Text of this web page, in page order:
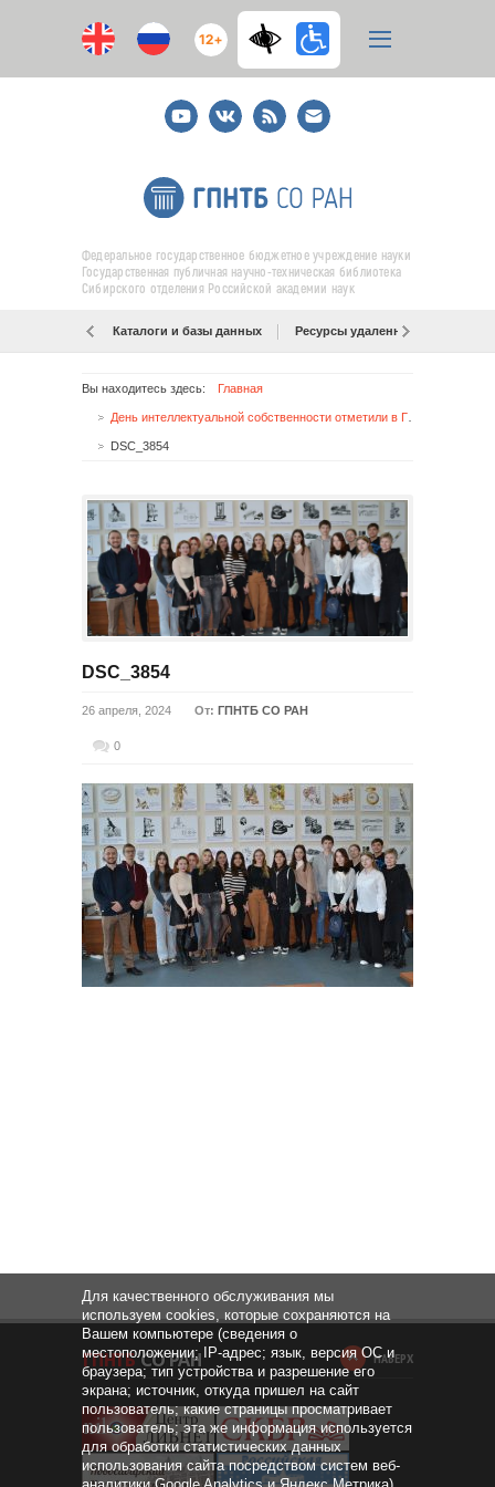
12+
YoutubeВКонтакте
RSS
E-
mail
подписка
Федеральное государственное бюджетное учреждение науки
Государственная публичная научно-техническая библиотека
Сибирского отделения Российской академии наук
Каталоги и базы данных Ресурсы удаленного доступа
Вы находитесь здесь: Главная
DSC_3854
DSC_3854
26 апреля, 2024 От: ГПНТБ СО РАН
0
НАВЕРХ
Для качественного обслуживания мы
используем cookies, которые сохраняются на
Вашем компьютере (сведения о
местоположении; IP-адрес; язык, версия ОС и
браузера; тип устройства и разрешение его
экрана; источник, откуда пришел на сайт
пользователь; какие страницы просматривает
пользователь; эта же информация используется
для обработки статистических данных
использования сайта посредством систем веб-